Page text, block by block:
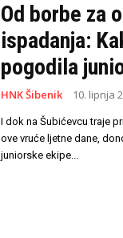
Od borbe za
ispadanja:
pogodila
HNK Šibenik 10. lipnja
I dok na Šubićevcu traje
ove vruće ljetne dane,
juniorske ekipe...